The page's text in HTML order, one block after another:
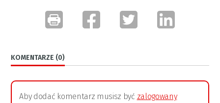
KOMENTARZE (0)
Aby dodać komentarz musisz być zalogowany